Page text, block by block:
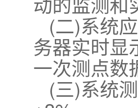
(二)系统
务器实时显
一次测点数
(三)系统